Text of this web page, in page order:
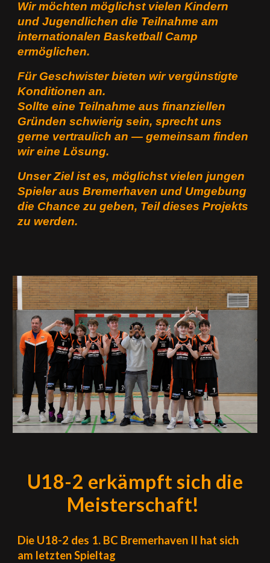
Wir möchten möglichst vielen Kindern
und Jugendlichen die Teilnahme am
internationalen Basketball Camp
ermöglichen.
Für Geschwister bieten wir vergünstigte
Konditionen an.
Sollte eine Teilnahme aus finanziellen
Gründen schwierig sein, sprecht uns
gerne vertraulich an — gemeinsam finden
wir eine Lösung.
Unser Ziel ist es, möglichst vielen jungen
Spieler aus Bremerhaven und Umgebung
die Chance zu geben, Teil dieses Projekts
zu werden.
U18-2 erkämpftsich die
Meisterschaft!
Die U18-2 des 1. BC Bremerhaven II hat sich
am letzten Spieltag